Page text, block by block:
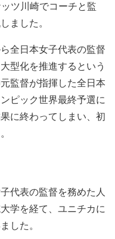
ツ川崎でコーチと監
ました。
全日本女子代表の監督
型化を推進するという
監督が指揮した全日本
ピック世界最終予選に
に終わってしまい、初
代表の監督を務めた人
学を経て、ユニチカに
した。